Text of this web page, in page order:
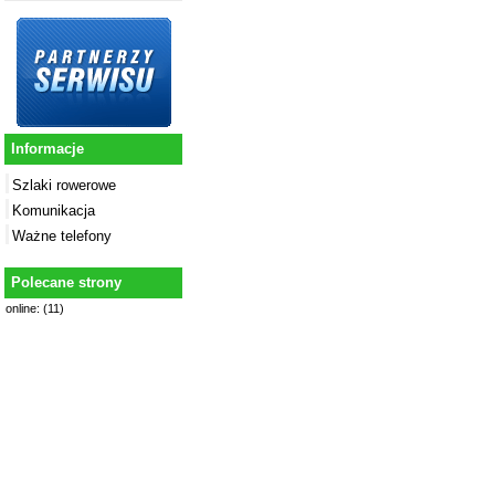
Informacje
Szlaki rowerowe
Komunikacja
Ważne telefony
Polecane strony
online: (11)